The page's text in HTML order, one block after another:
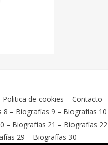
Politica de cookies – Contacto
8 – Biografías 9 – Biografías 10
– Biografías 21 – Biografías 22
29 – Biografías 30